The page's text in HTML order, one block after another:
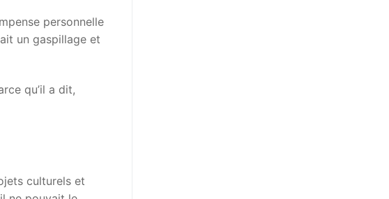
personnelle
un gaspillage et
qu’il a dit,
culturels et